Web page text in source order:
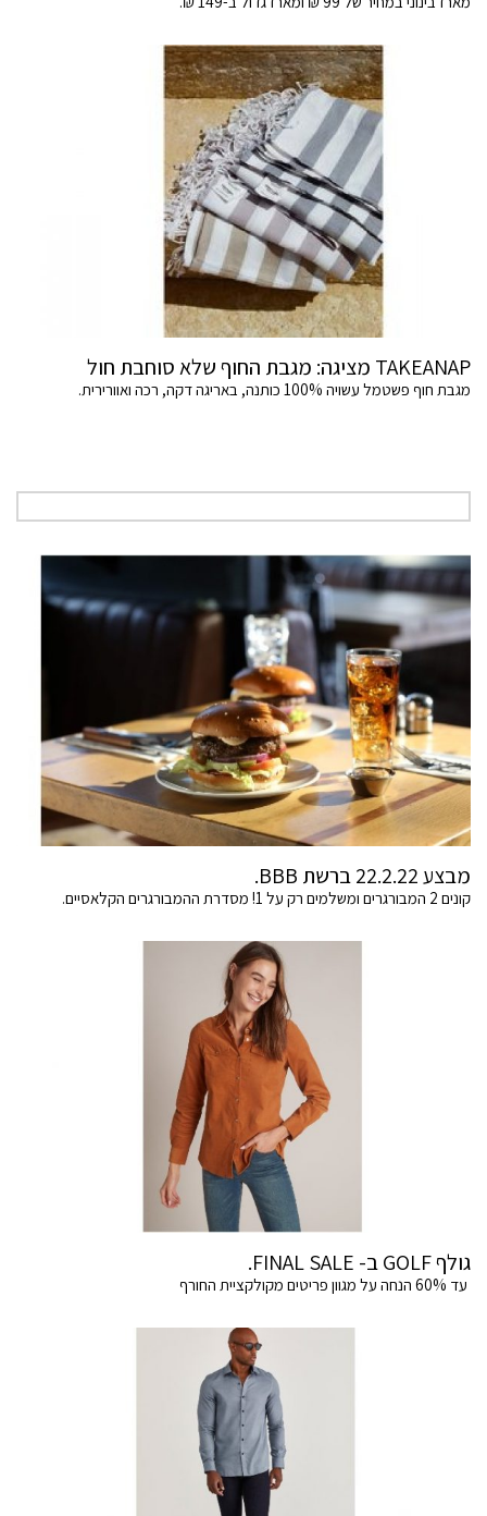
TAKEANAP מציגה: מגבת החוף שלא סוחבת חול
מגבת חוף פשטמל עשויה 100% כותנה, באריגה דקה, רכה ואוורירית.
מבצע 22.2.22 ברשת BBB.
קונים 2 המבורגרים ומשלמים רק על 1! מסדרת ההמבורגרים הקלאסיים.
גולף GOLF ב- FINAL SALE.
עד 60% הנחה על מגוון פריטים מקולקציית החורף